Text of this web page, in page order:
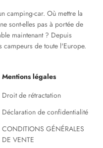
camping-car. Où mettre la
sont-elles pas à portée de
maintenant ? Depuis
campeurs de toute l'Europe.
Mentions légales
Droit de rétractation
Déclaration de confidentialité
CONDITIONS GÉNÉRALES
DE VENTE